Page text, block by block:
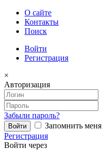
О сайте
Контакты
Поиск
Войти
Регистрация
×
Авторизация
Забыли пароль?
Запомнить меня
Регистрация
Войти через